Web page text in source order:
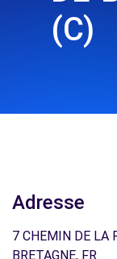
(C)
Adresse
7 CHEMIN DE LA
BRETAGNE, FR